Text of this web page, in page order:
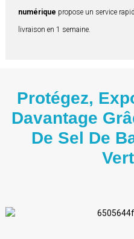
numérique propose un service
livraison en 1 semaine.
Protégez,
Davantage
De Sel De